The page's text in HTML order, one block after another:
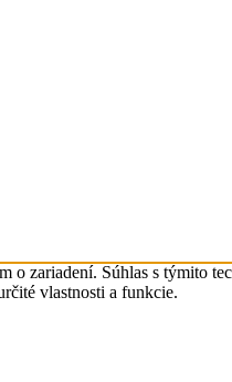
o zariadení. Súhlas s týmito
vlastnosti a funkcie.